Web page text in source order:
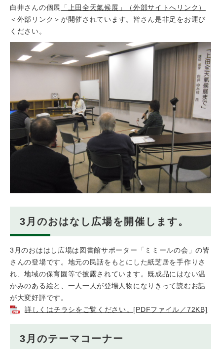
白井さんの個展
「上田全天氣候展」（外部サイトへリンク）
＜外部リンク＞ が開催されています。皆さん是非足をお運び
ください。
3月のおはなし広場を開催します。
3月のおははし広場は図書館サポーター「ミミールの会」の皆
さんの登場です。地元の民話をもとにした紙芝居を手作りさ
れ、地域の保育園等で披露されています。既成品にはない温
かみのある絵と、一人一人が登場人物になりきって読むお話
が大変好評です。
詳しくはチラシをご覧ください。[PDFファイル／72KB]
3月のテーマコーナー